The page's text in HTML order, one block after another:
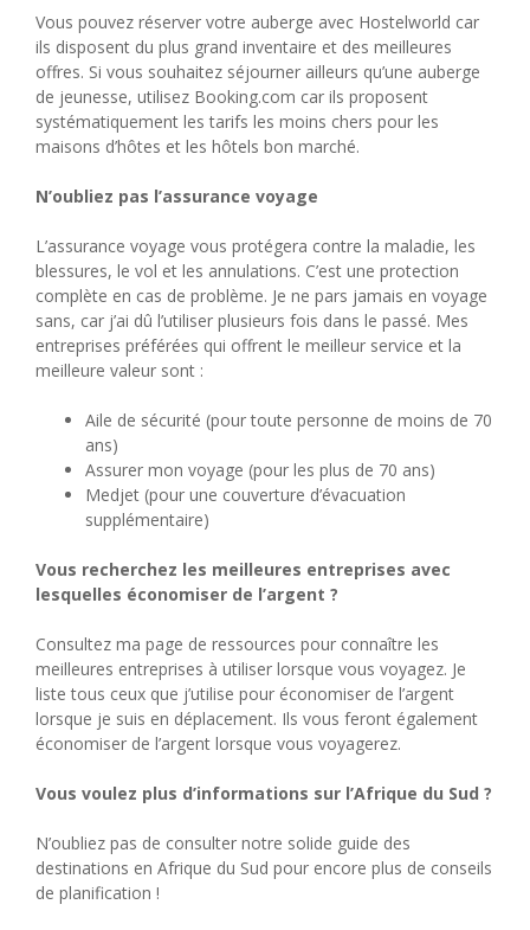
Vous pouvez réserver votre auberge avec Hostelworld car
ils disposent du plus grand inventaire et des meilleures
offres. Si vous souhaitez séjourner ailleurs qu’une auberge
de jeunesse, utilisez Booking.com car ils proposent
systématiquement les tarifs les moins chers pour les
maisons d’hôtes et les hôtels bon marché.
N’oubliez pas l’assurance voyage
L’assurance voyage vous protégera contre la maladie, les
blessures, le vol et les annulations. C’est une protection
complète en cas de problème. Je ne pars jamais en voyage
sans, car j’ai dû l’utiliser plusieurs fois dans le passé. Mes
entreprises préférées qui offrent le meilleur service et la
meilleure valeur sont :
Aile de sécurité (pour toute personne de moins de 70
ans)
Assurer mon voyage (pour les plus de 70 ans)
Medjet (pour une couverture d’évacuation
supplémentaire)
Vous recherchez les meilleures entreprises avec
lesquelles économiser de l’argent ?
Consultez ma page de ressources pour connaître les
meilleures entreprises à utiliser lorsque vous voyagez. Je
liste tous ceux que j’utilise pour économiser de l’argent
lorsque je suis en déplacement. Ils vous feront également
économiser de l’argent lorsque vous voyagerez.
Vous voulez plus d’informations sur l’Afrique du Sud ?
N’oubliez pas de consulter notre solide guide des
destinations en Afrique du Sud pour encore plus de conseils
de planification !